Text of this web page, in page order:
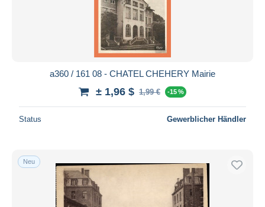
a360 / 161 08 - CHATEL CHEHERY Mairie
± 1,96 $ 1,99 € -15 %
Status Gewerblicher Händler
Neu